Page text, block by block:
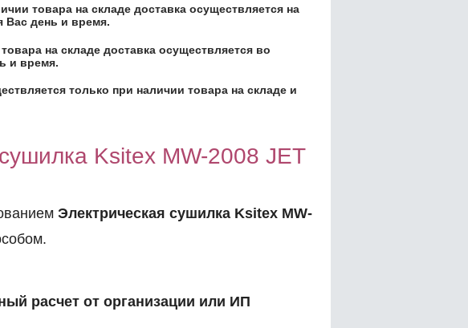
товара на складе доставка осуществляется на
день и время.
на складе доставка осуществляется во
и время.
только при наличии товара на складе и
Ksitex MW-2008 JET
Электрическая сушилка Ksitex MW-
расчет от организации или ИП